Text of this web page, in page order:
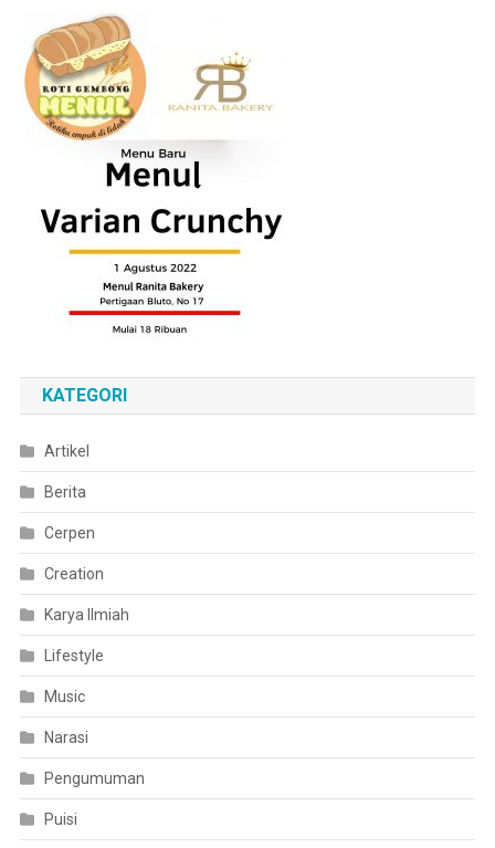
KATEGORI
Artikel
Berita
Cerpen
Creation
Karya Ilmiah
Lifestyle
Music
Narasi
Pengumuman
Puisi